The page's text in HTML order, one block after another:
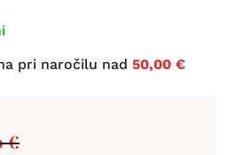
pri naročilu nad 50,00 €
€